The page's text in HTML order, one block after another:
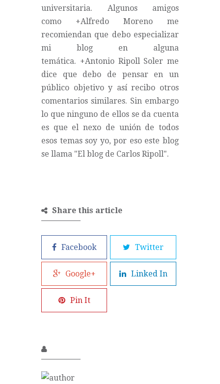
universitaria. Algunos amigos
como +Alfredo Moreno me
recomiendan que debo especializar
mi blog en alguna
temática. +Antonio Ripoll Soler me
dice que debo de pensar en un
público objetivo y así recibo otros
comentarios similares. Sin embargo
lo que ninguno de ellos se da cuenta
es que el nexo de unión de todos
esos temas soy yo, por eso este blog
se llama "El blog de Carlos Ripoll".
Share this article
Facebook Twitter
Google+ Linked In
Pin It